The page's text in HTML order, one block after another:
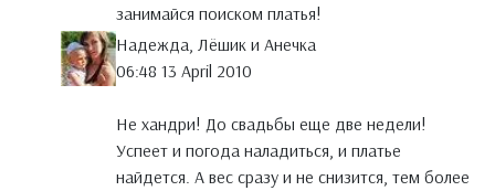
занимайся поиском платья!
Надежда, Лёшик и Анечка
06:48 13 April 2010
Не хандри! До свадьбы еще две недели!
Успеет и погода наладиться, и платье
найдется. А вес сразу и не снизится, тем более